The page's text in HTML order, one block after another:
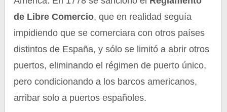
de Libre Comercio, que en realidad seguía
impidiendo que se comerciara con otros países
distintos de España, y sólo se limitó a abrir otros
puertos, eliminando el régimen de puerto único,
pero condicionando a los barcos americanos,
arribar solo a puertos españoles.